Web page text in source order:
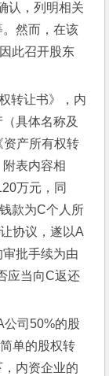
认，列明相关
然而，在该
此召开股东
转让书》，内
具体名称及
资产所有权转
表内容相
万元，同
款为C个人所
协议，遂以A
批手续为由
应当向C返还
公司50%的股
单的股权转
内资企业的